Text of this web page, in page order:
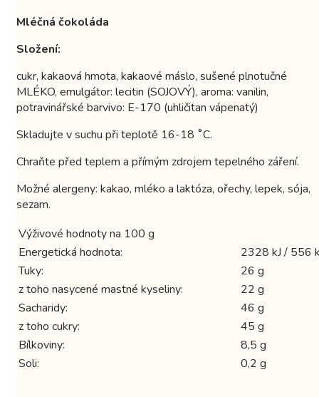
Mléčná čokoláda
Složení:
cukr, kakaová hmota, kakaové máslo, sušené plnotučné
MLÉKO, emulgátor: lecitin (SOJOVÝ), aroma: vanilin,
potravinářské barvivo: E-170 (uhličitan vápenatý)
Skladujte v suchu při teplotě 16-18 ˚C.
Chraňte před teplem a přímým zdrojem tepelného záření.
Možné alergeny: kakao, mléko a laktóza, ořechy, lepek, sója,
sezam.
Výživové hodnoty na 100 g
Energetická hodnota:
2328 kJ / 556
Tuky:
26 g
z toho nasycené mastné kyseliny:
22 g
Sacharidy:
46 g
z toho cukry:
45 g
Bílkoviny:
8,5 g
Soli:
0,2 g